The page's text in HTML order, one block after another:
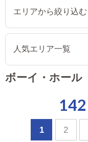
エリアから絞り込む
人気エリア一覧
ボーイ・ホール
142
1 2